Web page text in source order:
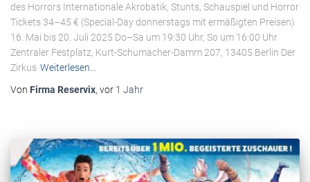
des Horrors Internationale Akrobatik, Stunts, Schauspiel und Horror
Tickets 34–45 € (Special-Day donnerstags mit ermäßigten Preisen)
16. Mai bis 20. Juli 2025 Do–Sa um 19:30 Uhr, So um 16:00 Uhr
Zentraler Festplatz, Kurt-Schumacher-Damm 207, 13405 Berlin Der
Zirkus Weiterlesen…
Von Firma Reservix, vor 1 Jahr